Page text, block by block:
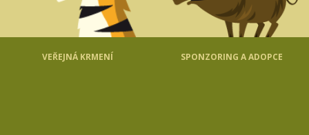
VEŘEJNÁ KRMENÍ SPONZORING A ADOPCE